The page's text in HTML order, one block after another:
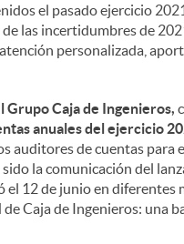
el pasado ejercicio
de las incertidumbres de
personalizada,
Caja de Ingenieros,
anuales del ejercicio
auditores de cuentas
la comunicación del
el 12 de junio en diferentes
Caja de Ingenieros: una